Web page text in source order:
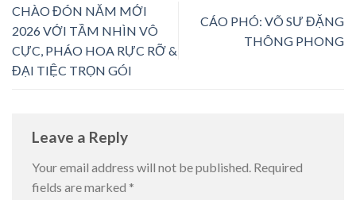
CHÀO ĐÓN NĂM MỚI
2026 VỚI TẦM NHÌN VÔ
CỰC, PHÁO HOA RỰC RỠ &
ĐẠI TIỆC TRỌN GÓI
CÁO PHÓ: VÕ SƯ ĐẶNG
THÔNG PHONG
Leave a Reply
Your email address will not be published. Required
fields are marked *